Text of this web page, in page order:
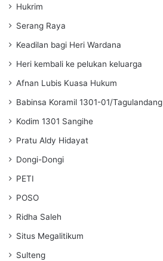
Hukrim
Serang Raya
Keadilan bagi Heri Wardana
Heri kembali ke pelukan keluarga
Afnan Lubis Kuasa Hukum
Babinsa Koramil 1301-01/Tagulandang
Kodim 1301 Sangihe
Pratu Aldy Hidayat
Dongi-Dongi
PETI
POSO
Ridha Saleh
Situs Megalitikum
Sulteng